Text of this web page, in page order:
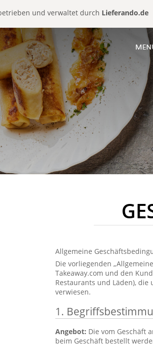
und verwaltet durch Lieferando.de
Allgemeine
Die vorliegenden
Takeaway.com und den
Restaurants und Läden),
verwiesen.
1.
Angebot: Die vom Geschäft
beim Geschäft bestellt